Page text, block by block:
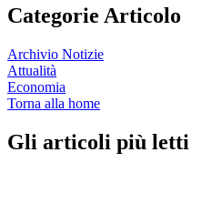
Categorie Articolo
Archivio Notizie
Attualità
Economia
Torna alla home
Gli articoli più letti